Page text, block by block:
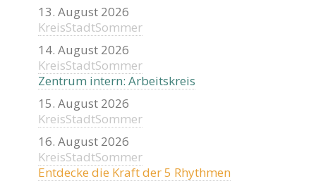
13. August 2026
KreisStadtSommer
14. August 2026
KreisStadtSommer
Zentrum intern: Arbeitskreis
15. August 2026
KreisStadtSommer
16. August 2026
KreisStadtSommer
Entdecke die Kraft der 5 Rhythmen